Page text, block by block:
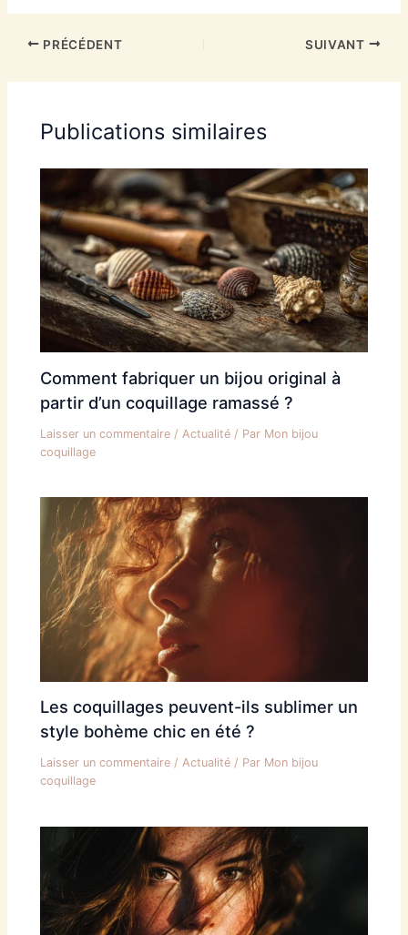
PRÉCÉDENT SUIVANT
Publications similaires
Comment fabriquer un bijou original à
partir d’un coquillage ramassé ?
Laisser un commentaire / Actualité / Par Mon bijou
coquillage
Les coquillages peuvent-ils sublimer un
style bohème chic en été ?
Laisser un commentaire /Actualité / Par Mon bijou
coquillage